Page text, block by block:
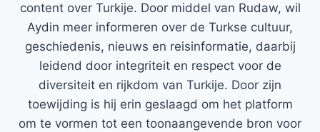
content over Turkije. Door middel van Rudaw, wil
Aydin meer informeren over de Turkse cultuur,
geschiedenis, nieuws en reisinformatie, daarbij
leidend door integriteit en respect voor de
diversiteit en rijkdom van Turkije. Door zijn
toewijding is hij erin geslaagd om het platform
om te vormen tot een toonaangevende bron voor